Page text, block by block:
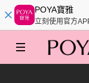
POYA寶雅
立刻使用官方